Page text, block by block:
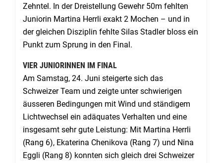
Zehntel. In der Dreistellung Gewehr 50m fehlten
Juniorin Martina Herrli exakt 2 Mochen – und in
der gleichen Disziplin fehlte Silas Stadler bloss ein
Punkt zum Sprung in den Final.
VIER JUNIORINNEN IM FINAL
Am Samstag, 24. Juni steigerte sich das
Schweizer Team und zeigte unter schwierigen
äusseren Bedingungen mit Wind und ständigem
Lichtwechsel ein adäquates Verhalten und eine
insgesamt sehr gute Leistung: Mit Martina Herrli
(Rang 6), Ekaterina Chenikova (Rang 7) und Nina
Eggli (Rang 8) konnten sich gleich drei Schweizer